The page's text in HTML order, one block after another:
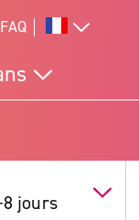
FAQ
8 jours